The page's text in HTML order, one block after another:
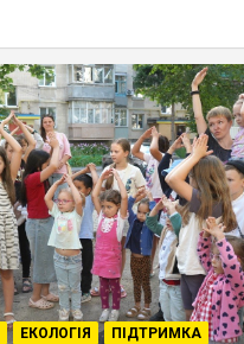
ЕКОЛОГІЯ ПІДТРИМКА